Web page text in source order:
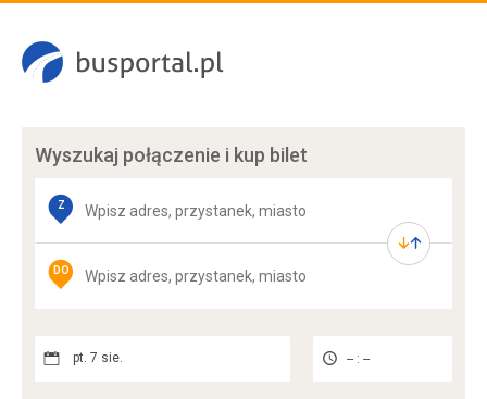
Wyszukaj połączenie i kup bilet
Z
DO
pt. 7 sie. -- : --